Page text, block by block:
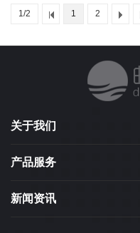
1 2
1/2
关于我们
产品服务
新闻资讯